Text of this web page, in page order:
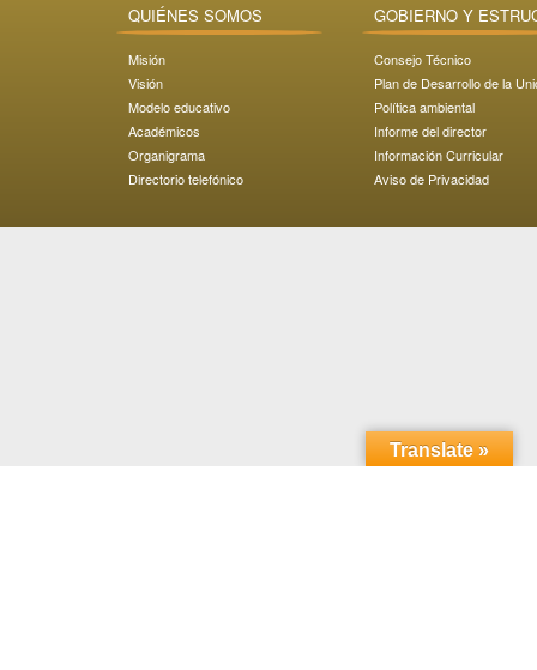
QUIÉNES SOMOS
Misión
Visión
Modelo educativo
Académicos
Organigrama
Directorio telefónico
GOBIERNO Y
Consejo Técnico
Plan de Desarrollo de la
Política ambiental
Informe del director
Información Curricular
Aviso de Privacidad
Translate »